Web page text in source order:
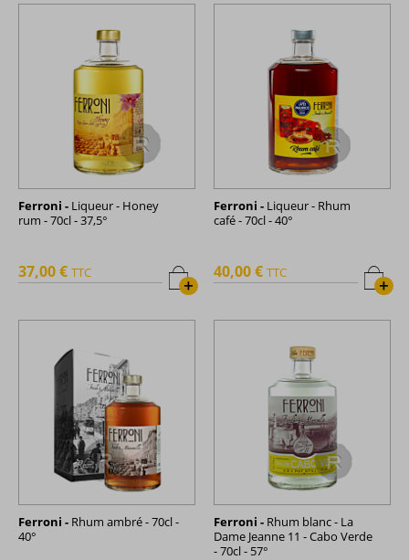
Ferroni - Liqueur - Honey
rum - 70cl - 37,5°
+
37,00 € TTC
Ferroni - Liqueur - Rhum
café - 70cl - 40°
+
40,00 € TTC
Ferroni - Rhum ambré - 70cl -
40°
Ferroni - Rhum blanc - La
Dame Jeanne 11 - Cabo Verde
- 70cl - 57°